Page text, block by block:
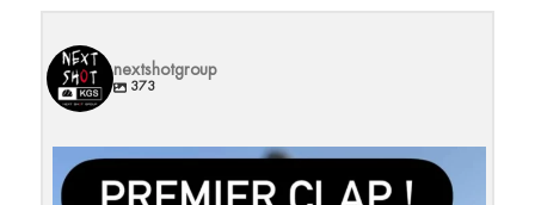
nextshotgroup
373
Et c`est reparti pour une S2 !
Merci à la...